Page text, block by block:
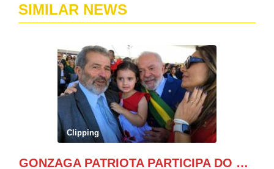
SIMILAR NEWS
Clipping
GONZAGA PATRIOTA PARTICIPA DO DESFILE DA INDEPENDÊNCIA NO PALANQUE DA PRESIDÊNCIA DA REPÚBLICA E É ABRAÇADO POR LULA E POR GERALDO ALCKMIN.